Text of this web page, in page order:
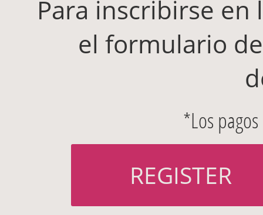
REGISTER
Para inscribirse
el formulario
*Los